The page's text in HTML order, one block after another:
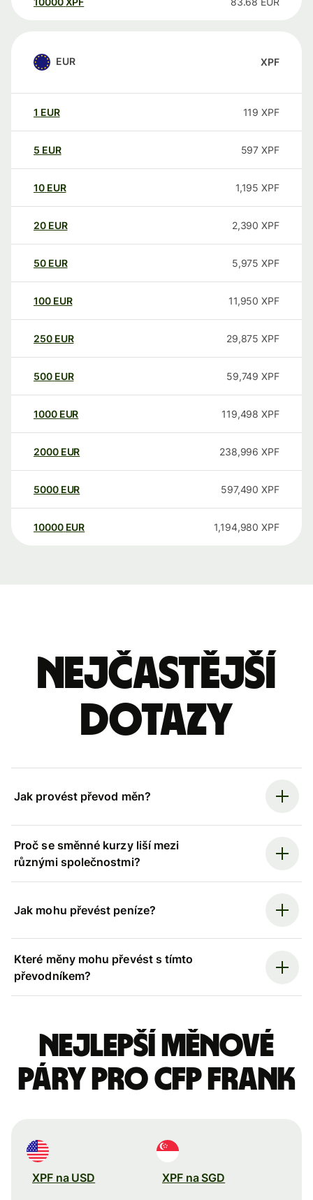
EUR XPF
1 EUR 119 XPF
5 EUR 597 XPF
10 EUR 1,195 XPF
20 EUR 2,390 XPF
50 EUR 5,975 XPF
100 EUR 11,950 XPF
250 EUR 29,875 XPF
500 EUR 59,749 XPF
1000 EUR 119,498 XPF
2000 EUR 238,996 XPF
5000 EUR 597,490 XPF
10000 EUR 1,194,980 XPF
Nejčastější
dotazy
Jak provést převod měn?
Proč se směnné kurzy liší mezi
různými společnostmi?
Jak mohu převést peníze?
Které měny mohu převést s tímto
převodníkem?
Nejlepší měnové
páry pro CFP frank
XPF na USD XPF na SGD